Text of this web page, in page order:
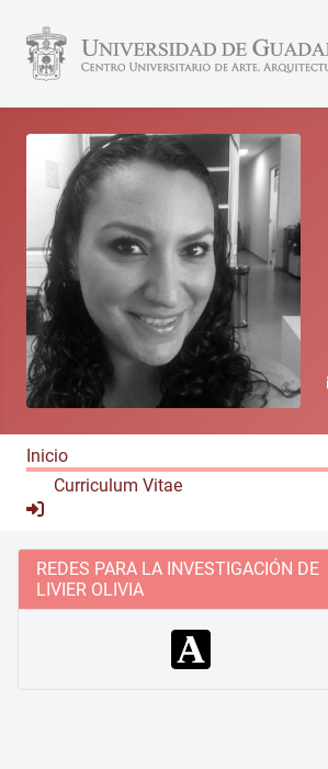
Inicio
Curriculum Vitae
REDES PARA LA INVESTIGACIÓN DE
LIVIER OLIVIA